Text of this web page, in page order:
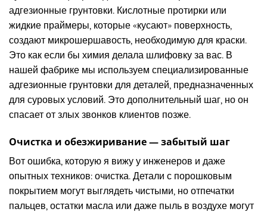
адгезионные грунтовки. Кислотные протирки или
жидкие праймеры, которые «кусают» поверхность,
создают микрошершавость, необходимую для краски.
Это как если бы химия делала шлифовку за вас. В
нашей фабрике мы используем специализированные
адгезионные грунтовки для деталей, предназначенных
для суровых условий. Это дополнительный шаг, но он
спасает от злых звонков клиентов позже.
Очистка и обезжиривание — забытый шаг
Вот ошибка, которую я вижу у инженеров и даже
опытных техников: очистка. Детали с порошковым
покрытием могут выглядеть чистыми, но отпечатки
пальцев, остатки масла или даже пыль в воздухе могут